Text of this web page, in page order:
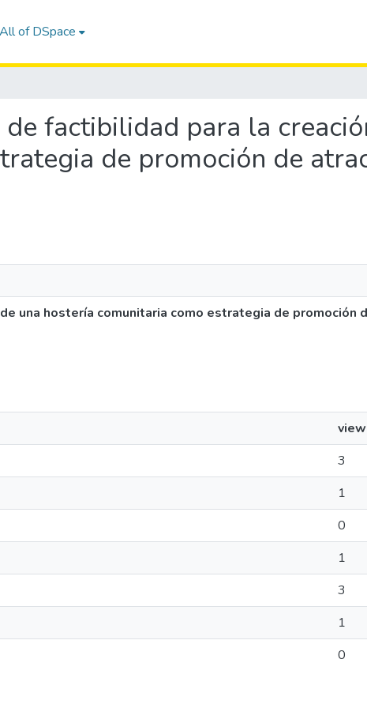
All of DSpace
factibilidad para la
de promoción de
una hostería comunitaria como estrategia de promoción
3
1
0
1
3
1
0